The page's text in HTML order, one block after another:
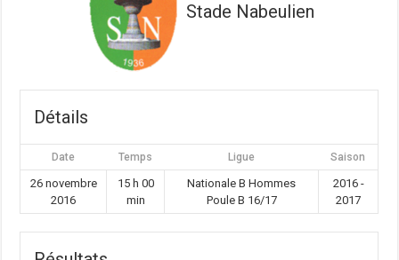
Stade Nabeulien
Détails
Date Temps Ligue Saison
26 novembre
2016
15 h 00
min
Nationale B Hommes
Poule B 16/17
2016 -
2017